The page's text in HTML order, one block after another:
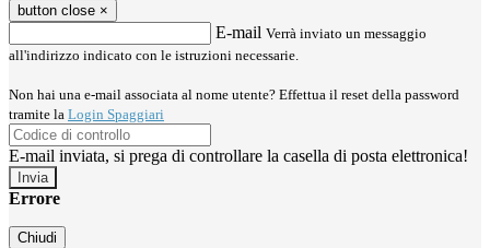
button close ×
E-mail Verrà inviato un messaggio
all'indirizzo indicato con le istruzioni necessarie.
Non hai una e-mail associata al nome utente? Effettua il reset della password
tramite la Login Spaggiari
E-mail inviata, si prega di controllare la casella di posta elettronica!
Errore
Chiudi